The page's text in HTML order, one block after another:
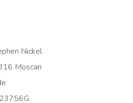
Nickel
Moscari